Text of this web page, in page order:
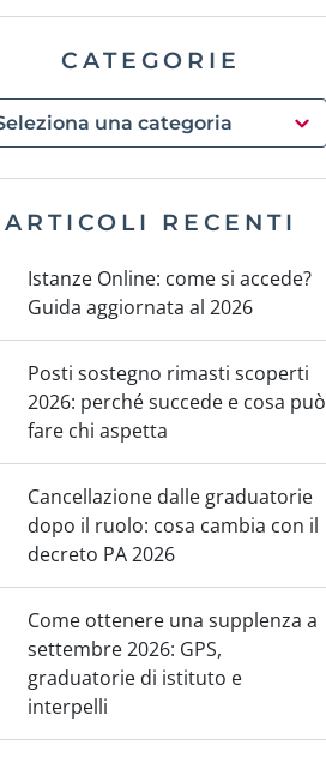
CATEGORIE
ARTICOLI RECENTI
Istanze Online: come si accede?
Guida aggiornata al 2026
Posti sostegno rimasti scoperti
2026: perché succede e cosa può
fare chi aspetta
Cancellazione dalle graduatorie
dopo il ruolo: cosa cambia con il
decreto PA 2026
Come ottenere una supplenza a
settembre 2026: GPS,
graduatorie di istituto e
interpelli